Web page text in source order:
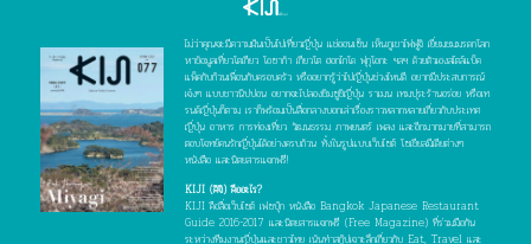
ไม่ว่าคุณจะมีความฝันเป็นไปเที่ยวญี่ปุ่น แช่ออนเซ็น เห็นภูเขาไฟฟูจิ เยี่ยมชมมรดกโลก
หาข้อมูลเที่ยวโตเกียว โอซาก้า เกียวโต ฮอกไกโด ฟุกุโอกะ ฯลฯ ด้วยตัวเองสไตล์แบ็ค
แพ็คกับก๊วนเพื่อนกับครอบครัว หรืออยากรู้ว่าไปญี่ปุ่นช่วงไหนดี อยากมีประสบการณ์
เจ๋งๆ แบบชาวนิปปอน อยากจะไปลองชิมซูชิญี่ปุ่น ราเมน เทมปุระร้านอร่อย หรือเท
รนด์ญี่ปุ่นก็ตาม เราก็พร้อมเป็นสื่อกลางบอกเล่าเรื่องราวหลากหลายเกี่ยวกับประเทศ
ญี่ปุ่น อาหาร การท่องเที่ยว วัฒนธรรม ภาพยนตร์ เพลง และอีกมากมายที่สามารถ
ตอบโจทย์คนรักญี่ปุ่นได้อย่างครบถ้วน ทั้งในรูปแบบเว็บไซต์ โซเชียลมีเดียต่างๆ
หนังสือ และนิตยสารแจกฟรี!
KIJI (คิจิ) คืออะไร?
KIJI คือสื่อเว็บไซต์ เฟซบุ๊ก หนังสือ Bangkok Japanese Restaurant
Guide 2016-2017 และนิตยสารแจกฟรี (Free Magazine) ที่ร่วมมือกัน
ระหว่างทีมงานญี่ปุ่นและชาวไทย เน้นทำสกู๊ปเจาะลึกเกี่ยวกับ Eat, Travel และ